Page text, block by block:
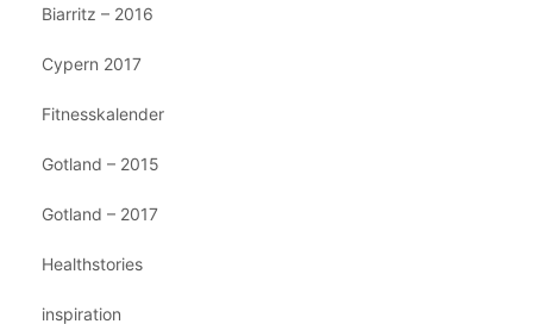
Biarritz – 2016
Cypern 2017
Fitnesskalender
Gotland – 2015
Gotland – 2017
Healthstories
inspiration